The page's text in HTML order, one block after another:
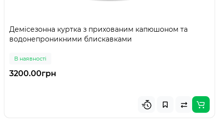
Демісезонна куртка з прихованим капюшоном та
водонепроникними блискавками
В наявності
3200.00грн